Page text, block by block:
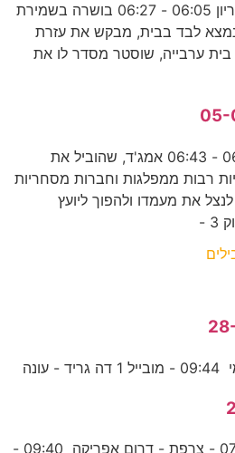
עבודה ערבית 4 - שמירת היריון 06:05 - 06:27 בושרה בשמירת
לבד בבית, מבקש את עזרת
בית ערבייה, שוסטר מסדר לו את
עבודה ערבית 4 - כבוד 06:20 - 06:43 אמג'ד, שהוביל את
רבות ממפלגות וחברות מסחריות
את מעמדו ולהפוך ליועץ
-